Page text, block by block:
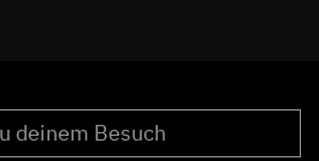
deinem Besuch